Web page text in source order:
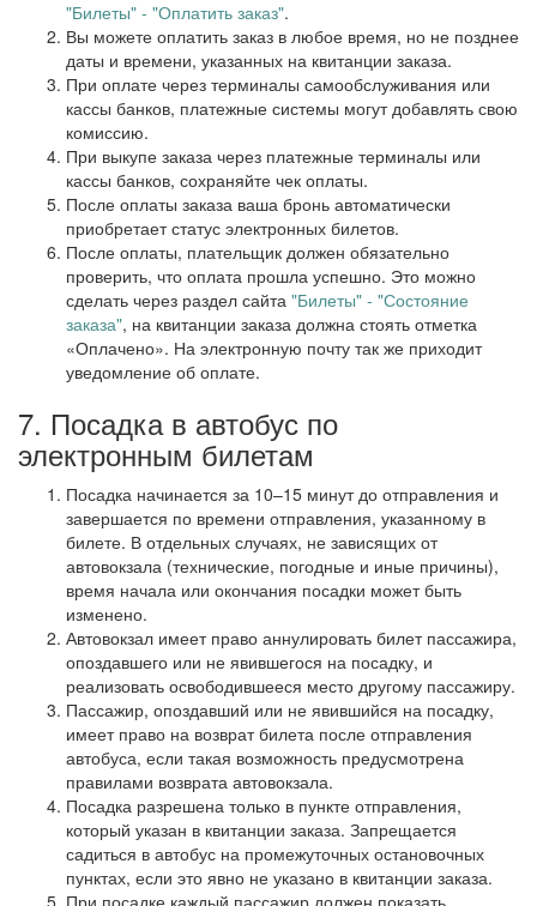
"Билеты" - "Оплатить заказ".
Вы можете оплатить заказ в любое время, но не позднее
даты и времени, указанных на квитанции заказа.
При оплате через терминалы самообслуживания или
кассы банков, платежные системы могут добавлять свою
комиссию.
При выкупе заказа через платежные терминалы или
кассы банков, сохраняйте чек оплаты.
После оплаты заказа ваша бронь автоматически
приобретает статус электронных билетов.
После оплаты, плательщик должен обязательно
проверить, что оплата прошла успешно. Это можно
сделать через раздел сайта "Билеты" - "Состояние
заказа", на квитанции заказа должна стоять отметка
«Оплачено». На электронную почту так же приходит
уведомление об оплате.
7. Посадка в автобус по
электронным билетам
Посадка начинается за 10–15 минут до отправления и
завершается по времени отправления, указанному в
билете. В отдельных случаях, не зависящих от
автовокзала (технические, погодные и иные причины),
время начала или окончания посадки может быть
изменено.
Автовокзал имеет право аннулировать билет пассажира,
опоздавшего или не явившегося на посадку, и
реализовать освободившееся место другому пассажиру.
Пассажир, опоздавший или не явившийся на посадку,
имеет право на возврат билета после отправления
автобуса, если такая возможность предусмотрена
правилами возврата автовокзала.
Посадка разрешена только в пункте отправления,
который указан в квитанции заказа. Запрещается
садиться в автобус на промежуточных остановочных
пунктах, если это явно не указано в квитанции заказа.
При посадке каждый пассажир должен показать